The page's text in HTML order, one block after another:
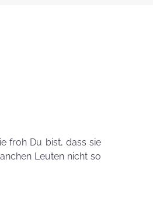
für
froh Du bist, dass sie
Leuten nicht so